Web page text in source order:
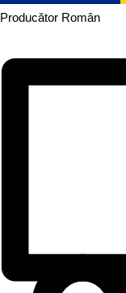
Producător Român